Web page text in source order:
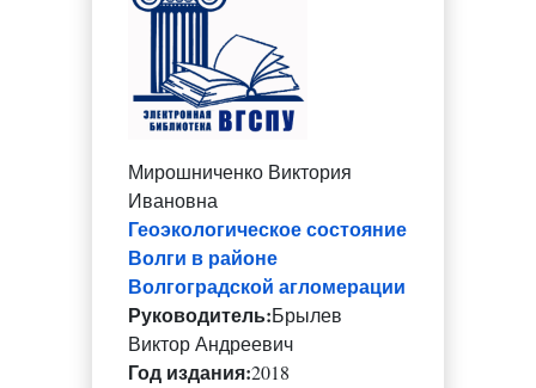
Мирошниченко Виктория
Ивановна
Геоэкологическое состояние
Волги в районе
Волгоградской агломерации
Руководитель:Брылев
Виктор Андреевич
Год издания:2018